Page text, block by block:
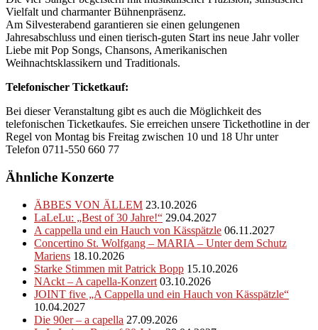
Vielfalt und charmanter Bühnenpräsenz.
Am Silvesterabend garantieren sie einen gelungenen
Jahresabschluss und einen tierisch-guten Start ins neue Jahr voller
Liebe mit Pop Songs, Chansons, Amerikanischen
Weihnachtsklassikern und Traditionals.
Telefonischer Ticketkauf:
Bei dieser Veranstaltung gibt es auch die Möglichkeit des
telefonischen Ticketkaufes. Sie erreichen unsere Tickethotline in der
Regel von Montag bis Freitag zwischen 10 und 18 Uhr unter
Telefon 0711-550 660 77
Ähnliche Konzerte
ÄBBES VON ÄLLEM 23.10.2026
LaLeLu: „Best of 30 Jahre!“ 29.04.2027
A cappella und ein Hauch von Kässpätzle 06.11.2027
Concertino St. Wolfgang – MARIA – Unter dem Schutz
Mariens 18.10.2026
Starke Stimmen mit Patrick Bopp 15.10.2026
NAckt – A capella-Konzert 03.10.2026
JOINT five „A Cappella und ein Hauch von Kässpätzle“
10.04.2027
Die 90er – a capella 27.09.2026